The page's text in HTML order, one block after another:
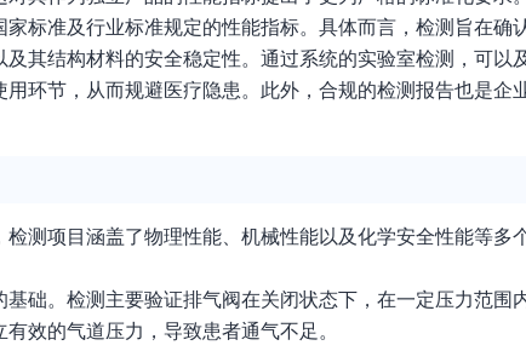
标准及行业标准规定的性能指标。具体而言，检测旨在确
其结构材料的安全稳定性。通过系统的实验室检测，可以
环节，从而规避医疗隐患。此外，合规的检测报告也是企
测项目涵盖了物理性能、机械性能以及化学安全性能等多
础。检测主要验证排气阀在关闭状态下，在一定压力范围
效的气道压力，导致患者通气不足。